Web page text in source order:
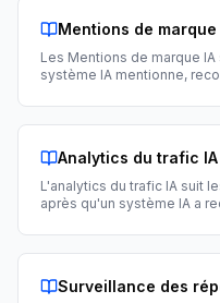
Mentions de marque
Les Mentions de marque
système IA mentionne,
Analytics du trafic IA
L'analytics du trafic IA suit
après qu'un système IA a
Surveillance des